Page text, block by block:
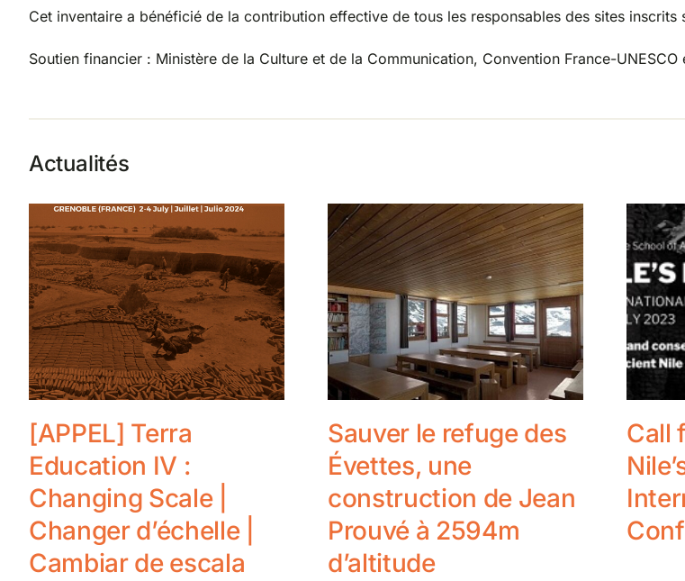
Cet inventaire a bénéficié de la contribution effective de tous les responsables des sites
Soutien financier : Ministère de la Culture et de la Communication, Convention France-UNESCO
Actualités
[APPEL] Terra
Education IV :
Changing Scale |
Changer d’échelle |
Cambiar de escala
Sauver le refuge des
Évettes, une
construction de Jean
Prouvé à 2594m
d’altitude
Call